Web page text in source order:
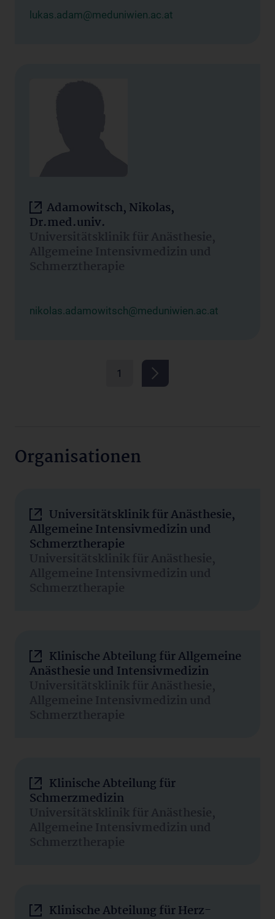
lukas.adam@meduniwien.ac.at
Adamowitsch, Nikolas,
Dr.med.univ.
Universitätsklinik für Anästhesie,
Allgemeine Intensivmedizin und
Schmerztherapie
nikolas.adamowitsch@meduniwien.ac.at
1
Organisationen
Universitätsklinik für Anästhesie,
Allgemeine Intensivmedizin und
Schmerztherapie
Universitätsklinik für Anästhesie,
Allgemeine Intensivmedizin und
Schmerztherapie
Klinische Abteilung für Allgemeine
Anästhesie und Intensivmedizin
Universitätsklinik für Anästhesie,
Allgemeine Intensivmedizin und
Schmerztherapie
Klinische Abteilung für
Schmerzmedizin
Universitätsklinik für Anästhesie,
Allgemeine Intensivmedizin und
Schmerztherapie
Klinische Abteilung für Herz-